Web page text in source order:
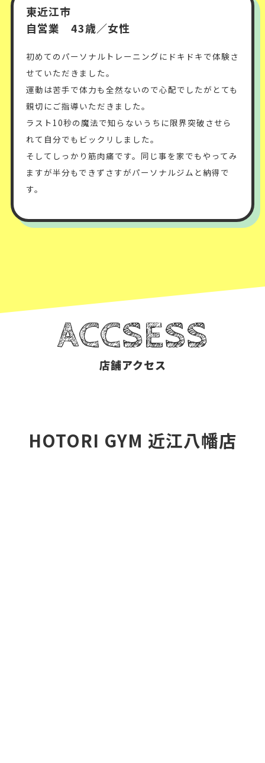
東近江市
自営業 43歳／女性
初めてのパーソナルトレーニングにドキドキで体験さ
せていただきました。
運動は苦手で体力も全然ないので心配でしたがとても
親切にご指導いただきました。
ラスト10秒の魔法で知らないうちに限界突破させら
れて自分でもビックリしました。
そしてしっかり筋肉痛です。同じ事を家でもやってみ
ますが半分もできずさすがパーソナルジムと納得で
す。
ACCSESS
店舗アクセス
HOTORI GYM 近江八幡店